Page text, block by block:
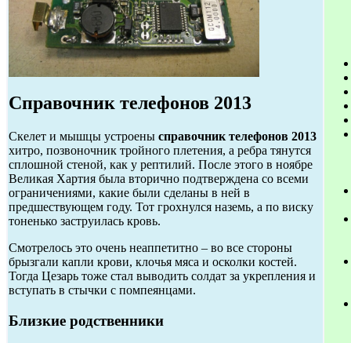
Справочник телефонов 2013
Скелет и мышцы устроены справочник телефонов 2013
хитро, позвоночник тройного плетения, а ребра тянутся
сплошной стеной, как у рептилий. После этого в ноябре
Великая Хартия была вторично подтверждена со всеми
ограничениями, какие были сделаны в ней в
предшествующем году. Тот грохнулся наземь, а по виску
тоненько заструилась кровь.
Смотрелось это очень неаппетитно – во все стороны
брызгали капли крови, клочья мяса и осколки костей.
Тогда Цезарь тоже стал выводить солдат за укрепления и
вступать в стычки с помпеянцами.
Близкие родственники